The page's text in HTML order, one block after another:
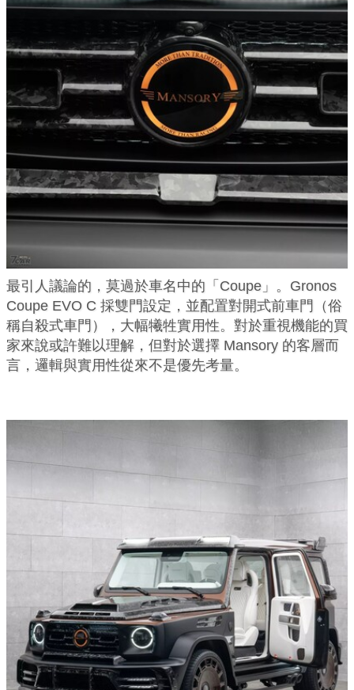
最引人議論的，莫過於車名中的「Coupe」。Gronos
Coupe EVO C 採雙門設定，並配置對開式前車門（俗
稱自殺式車門），大幅犧牲實用性。對於重視機能的買
家來說或許難以理解，但對於選擇 Mansory 的客層而
言，邏輯與實用性從來不是優先考量。